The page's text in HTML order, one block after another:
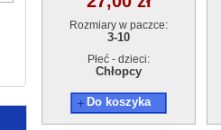
Rozmiary w paczce:
3-10
Płeć - dzieci:
Chłopcy
Do koszyka